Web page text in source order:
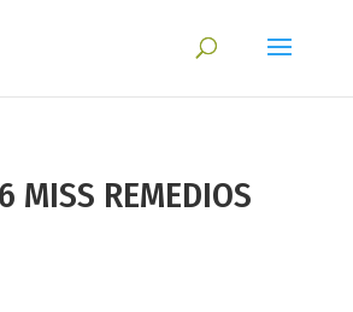
MISS REMEDIOS